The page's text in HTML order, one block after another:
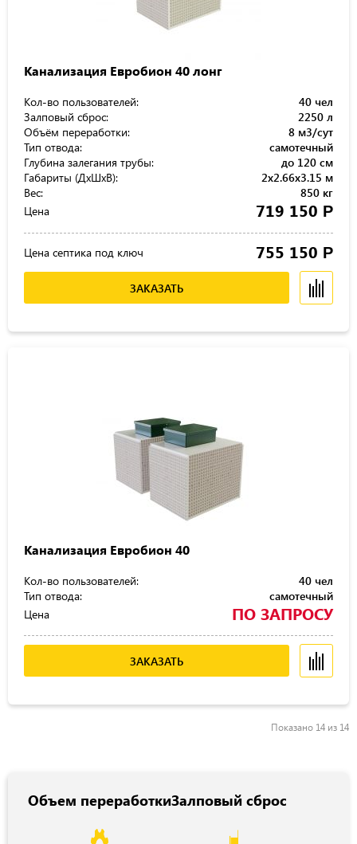
Канализация Евробион 40 лонг
Кол-во пользователей:
40 чел
Залповый сброс:
2250 л
Объём переработки:
8 м3/сут
Тип отвода:
самотечный
Глубина залегания трубы:
до 120 см
Габариты (ДхШхВ):
2x2.66x3.15 м
Вес:
850 кг
Цена
719 150 Р
Цена септика под ключ 755 150 Р
ЗАКАЗАТЬ
Канализация Евробион 40
Кол-во пользователей:
40 чел
Тип отвода:
самотечный
Цена
ПО ЗАПРОСУ
ЗАКАЗАТЬ
Показано 14 из 14
Объем переработкиЗалповый сброс